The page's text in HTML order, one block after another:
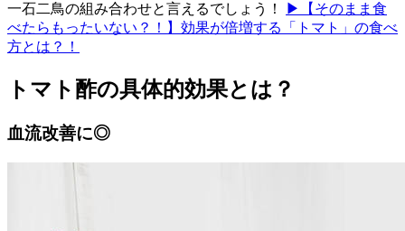
一石二鳥の組み合わせと言えるでしょう！
▶【そのまま食
べたらもったいない？！】効果が倍増する「トマト」の食べ
方とは？！
トマト酢の具体的効果とは？
血流改善に◎